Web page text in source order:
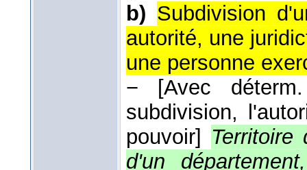
b) Subdivision
autorité, une
une personne
− [Avec
subdivision,
pouvoir] Territoire
d'un